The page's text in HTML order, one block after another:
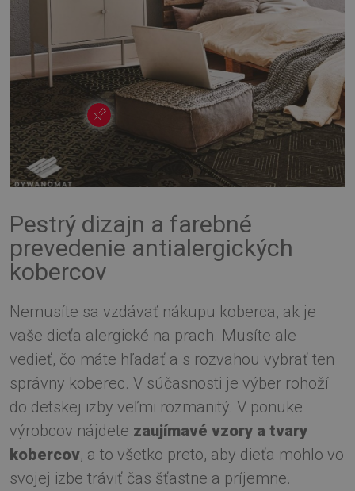
Pestrý dizajn a farebné
prevedenie antialergických
kobercov
Nemusíte sa vzdávať nákupu koberca, ak je
vaše dieťa alergické na prach. Musíte ale
vedieť, čo máte hľadať a s rozvahou vybrať ten
správny koberec. V súčasnosti je výber rohoží
do detskej izby veľmi rozmanitý. V ponuke
výrobcov nájdete zaujímavé vzory a tvary
kobercov, a to všetko preto, aby dieťa mohlo vo
svojej izbe tráviť čas šťastne a príjemne.